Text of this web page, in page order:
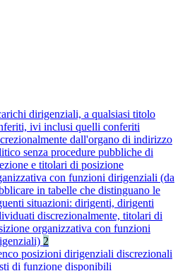
dirigenziali, a qualsiasi titolo
ivi inclusi quelli conferiti
dall'organo di indirizzo
senza procedure pubbliche di
e titolari di posizione
con funzioni dirigenziali (da
in tabelle che distinguano le
situazioni: dirigenti, dirigenti
discrezionalmente, titolari di
organizzativa con funzioni
2
posizioni dirigenziali discrezionali
di funzione disponibili